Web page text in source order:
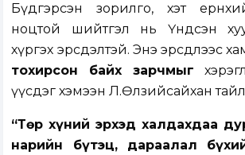
Бүдгэрсэн зорилго, хэт
ноцтой шийтгэл нь Үндсэн
хүргэх эрсдэлтэй. Энэ эрсдлээс
тохирсон байх зарчмыг
үүсдэг хэмээн Л.Өлзийсайхан
“Төр хүний эрхэд халдахдаа
нарийн бүтэц, дараалал